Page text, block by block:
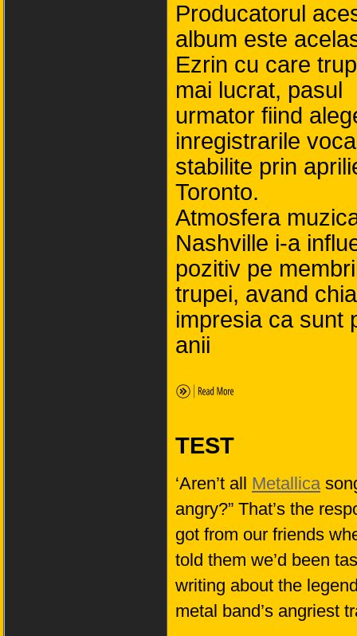
Producatorul
album este
Ezrin cu care
mai lucrat, pasul
urmator fiind
inregistrarile
stabilite prin
Toronto.
Atmosfera
Nashville i-a
pozitiv pe
trupei, avand
impresia ca sunt
anii
TEST
‘Aren’t all Metallica
angry?” That’s the
got from our friends
told them we’d been
writing about the
metal band’s angriest